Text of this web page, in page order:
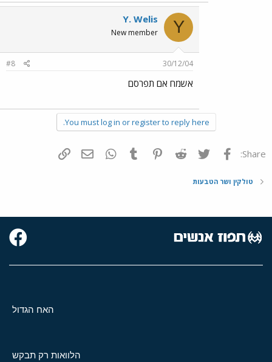
Y
Y. Welis
New member
30/12/04
#8
אשמח אם תפרסם
You must log in or register to reply here.
Share: פייסבוק Twitter
Reddit
Pinterest
Tumblr
WhatsAppדואר אלקטרוני
טולקין ושר הטבעות
האח הגדול
הלוואות רק תבקש